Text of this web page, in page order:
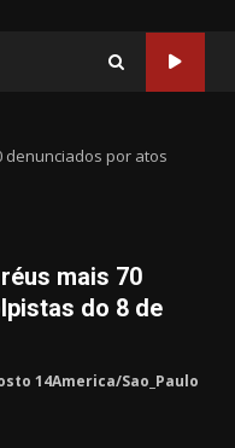
denunciados por atos
mais 70
do 8 de
14America/Sao_Paulo